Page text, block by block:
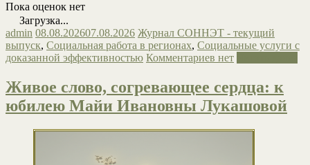
Пока оценок нет
Загрузка...
admin 08.08.202607.08.2026 Журнал СОННЭТ - текущий
выпуск, Социальная работа в регионах, Социальные услуги с
доказанной эффективностью Комментариев нет
Живое слово, согревающее сердца: к
юбилею Майи Ивановны Лукашовой